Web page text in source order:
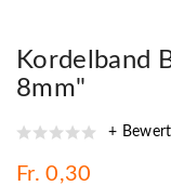
Kordelband
8mm"
+
Fr. 0,30